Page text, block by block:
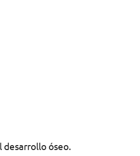
desarrollo óseo.